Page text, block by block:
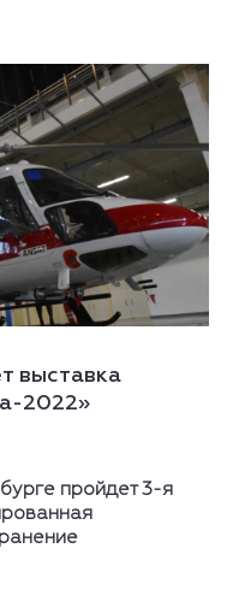
выставка
2022»
пройдет 3-я